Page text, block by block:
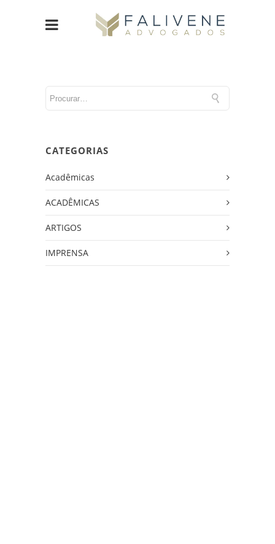
CATEGORIAS
Acadêmicas
ACADÊMICAS
ARTIGOS
IMPRENSA